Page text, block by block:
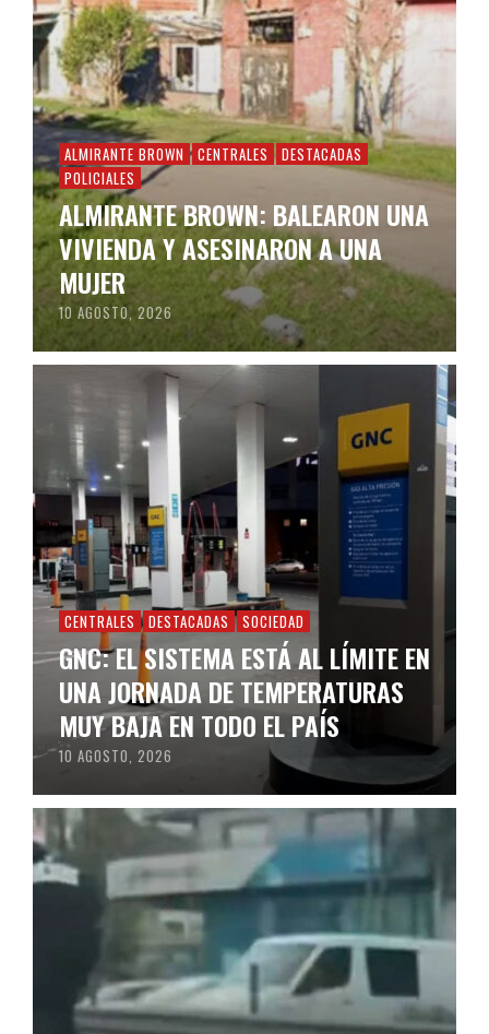
ALMIRANTE BROWN CENTRALES
DESTACADAS
POLICIALES
ALMIRANTE BROWN: BALEARON UNA
VIVIENDA Y ASESINARON A UNA
MUJER
10 AGOSTO, 2026
CENTRALES DESTACADAS SOCIEDAD
GNC: EL SISTEMA ESTÁ AL LÍMITE EN
UNA JORNADA DE TEMPERATURAS
MUY BAJA EN TODO EL PAÍS
10 AGOSTO, 2026